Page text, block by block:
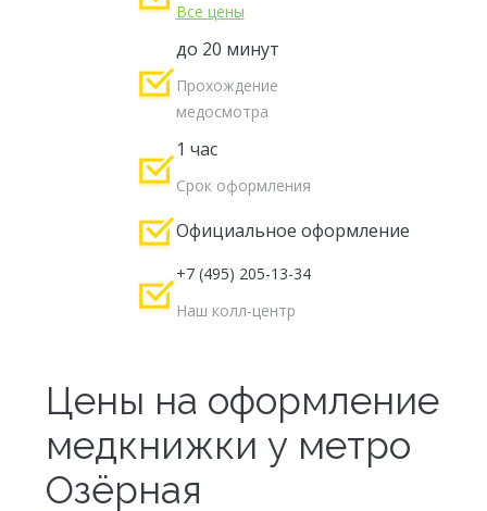
Все цены
до 20 минут
Прохождение
медосмотра
1 час
Срок оформления
Официальное оформление
+7 (495) 205-13-34
Наш колл-центр
Цены на оформление
медкнижки у метро
Озёрная